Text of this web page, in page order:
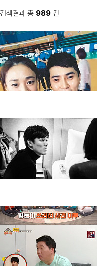
검색결과 총 989 건